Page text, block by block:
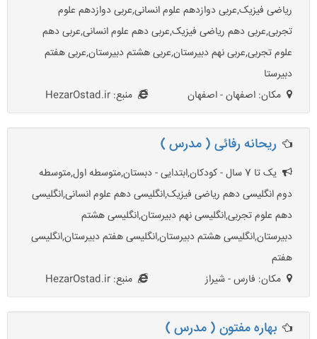
ریاضی فیزیک,عربی دوازدهم علوم انسانی,عربی دوازدهم علوم
تجربی,عربی دهم ریاضی فیزیک,عربی دهم علوم انسانی,عربی دهم
علوم تجربی,عربی نهم دبیرستان,عربی هشتم دبیرستان,عربی هفتم
دبیرستا
مکان: اصفهان - اصفهان
منبع: HezarOstad.ir
ريحانه رفائى ( مدرس )
یک تا 7 سال - کودکان,ابتدایی - دبستان,متوسطه اول,متوسطه
دوم انگلیسی دهم ریاضی فیزیک,انگلیسی دهم علوم انسانی,انگلیسی
دهم علوم تجربی,انگلیسی نهم دبیرستان,انگلیسی هشتم
دبیرستان,انگلیسی هشتم دبیرستان,انگلیسی هفتم دبیرستان,انگلیسی
هفتم
مکان: فارس - شیراز
منبع: HezarOstad.ir
بهاره مفتون ( مدرس )